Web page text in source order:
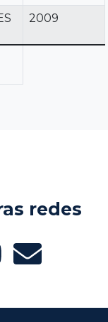
2009
redes